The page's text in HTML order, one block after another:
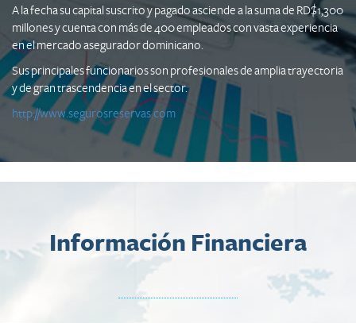
A la fecha su capital suscrito y pagado asciende a la suma de RD$1,300
millones y cuenta con más de 400 empleados con vasta experiencia
en el mercado asegurador dominicano.
Sus principales funcionarios son profesionales de amplia trayectoria
y de gran trascendencia en el sector.
http://www.segurosreservas.com
Información Financiera